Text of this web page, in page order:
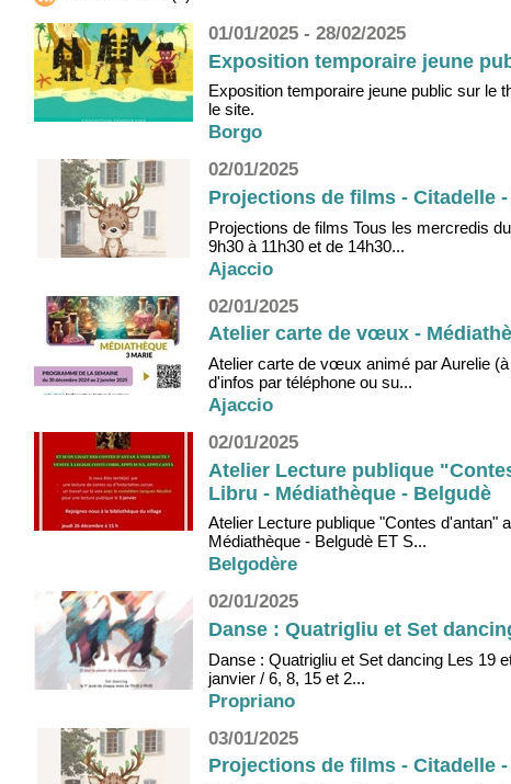
01/01/2025 - 28/02/2025
Exposition temporaire jeune
Exposition temporaire jeune public sur le
le site.
Borgo
02/01/2025
Projections de films - Citadelle
Projections de films Tous les mercredis
9h30 à 11h30 et de 14h30...
Ajaccio
02/01/2025
Atelier carte de vœux -
Atelier carte de vœux animé par Aurelie
d'infos par téléphone ou su...
Ajaccio
02/01/2025
Atelier Lecture publique
Libru - Médiathèque - Belgudè
Atelier Lecture publique "Contes d'antan"
Médiathèque - Belgudè ET S...
Belgodère
02/01/2025
Danse : Quatrigliu et Set
Danse : Quatrigliu et Set dancing Les 19
janvier / 6, 8, 15 et 2...
Propriano
03/01/2025
Projections de films - Citadelle